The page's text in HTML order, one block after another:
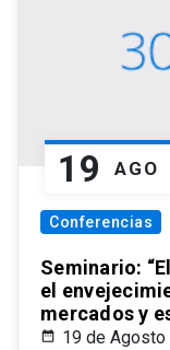
19 AGO
Conferencias
Seminario:
el
mercados y
19 de Agosto